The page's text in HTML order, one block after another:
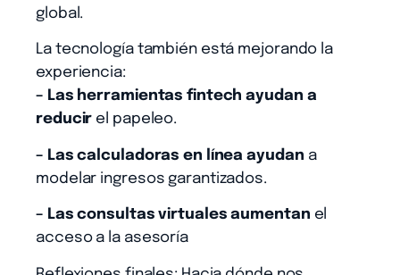
global.
La tecnología también está mejorando la
experiencia:
– Las herramientas fintech ayudan a
reducir el papeleo.
– Las calculadoras en línea ayudan a
modelar ingresos garantizados.
– Las consultas virtuales aumentan el
acceso a la asesoría